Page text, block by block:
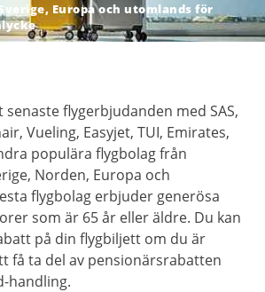
Europa och utomlands för
flygerbjudanden med SAS,
Vueling, Easyjet, TUI, Emirates,
populära flygbolag från
Norden, Europa och
flygbolag erbjuder generösa
som är 65 år eller äldre. Du kan
på din flygbiljett om du är
få ta del av pensionärsrabatten
handling.